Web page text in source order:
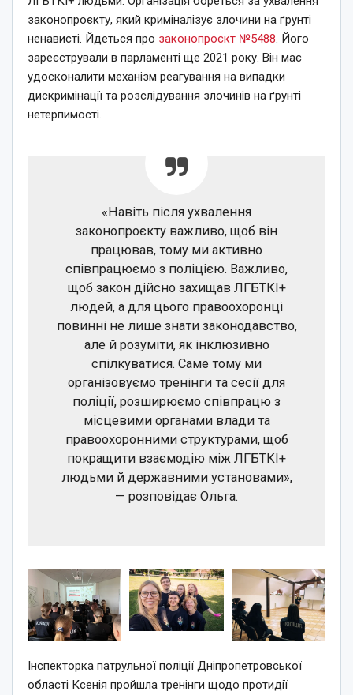
законопроєкту, який криміналізує злочини на ґрунті
ненависті. Йдеться про законопроєкт №5488. Його
зареєстрували в парламенті ще 2021 року. Він має
удосконалити механізм реагування на випадки
дискримінації та розслідування злочинів на ґрунті
нетерпимості.
«Навіть після ухвалення
законопроєкту важливо, щоб він
працював, тому ми активно
співпрацюємо з поліцією. Важливо,
щоб закон дійсно захищав ЛГБТКІ+
людей, а для цього правоохоронці
повинні не лише знати законодавство,
але й розуміти, як інклюзивно
спілкуватися. Саме тому ми
організовуємо тренінги та сесії для
поліції, розширюємо співпрацю з
місцевими органами влади та
правоохоронними структурами, щоб
покращити взаємодію між ЛГБТКІ+
людьми й державними установами»,
— розповідає Ольга.
Інспекторка патрульної поліції Дніпропетровської
області Ксенія пройшла тренінги щодо протидії